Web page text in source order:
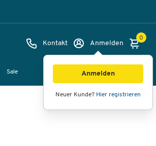
Kontakt Anmelden
Anmelden
Neuer Kunde? Hier registrieren
0
Sale360°-Ansicht